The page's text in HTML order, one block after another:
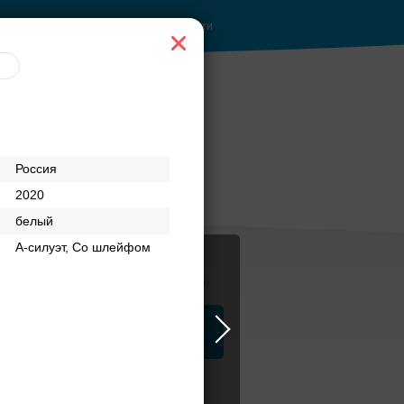
Россия
2020
белый
А-силуэт, Со шлейфом
Войти
Журнал